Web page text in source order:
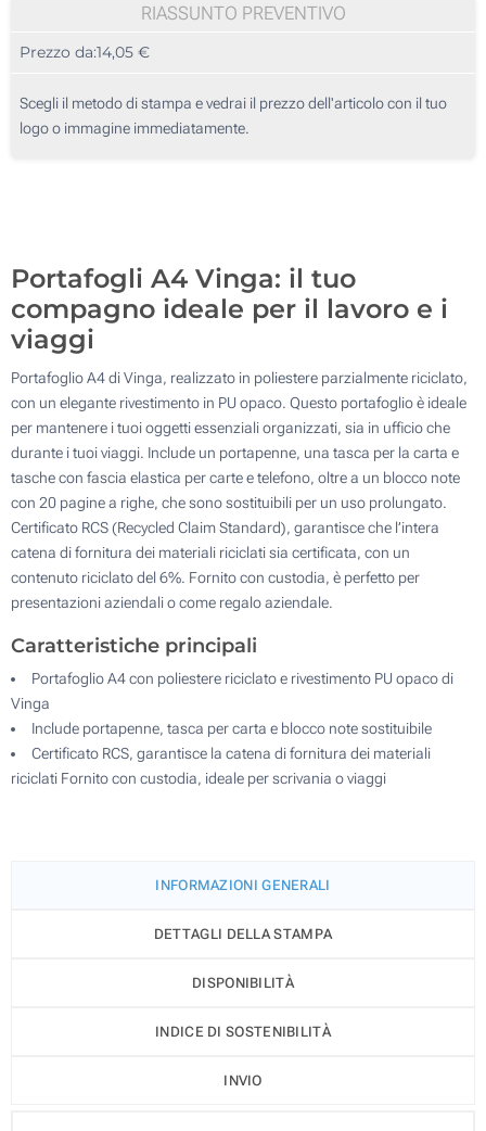
3 Colori (Su un lato)
Transfer digitale full color (Su un lato)
10
25
50
RIASSUNTO PREVENTIVO
Prezzo da:14,05 €
Scegli il metodo di stampa e vedrai il prezzo dell'articolo con il tuo
logo o immagine immediatamente.
Portafogli A4 Vinga: il tuo
compagno ideale per il lavoro e i
viaggi
Portafoglio A4 di Vinga, realizzato in poliestere parzialmente riciclato,
con un elegante rivestimento in PU opaco. Questo portafoglio è ideale
per mantenere i tuoi oggetti essenziali organizzati, sia in ufficio che
durante i tuoi viaggi. Include un portapenne, una tasca per la carta e
tasche con fascia elastica per carte e telefono, oltre a un blocco note
con 20 pagine a righe, che sono sostituibili per un uso prolungato.
Certificato RCS (Recycled Claim Standard), garantisce che l’intera
catena di fornitura dei materiali riciclati sia certificata, con un
contenuto riciclato del 6%. Fornito con custodia, è perfetto per
presentazioni aziendali o come regalo aziendale.
Caratteristiche principali
Portafoglio A4 con poliestere riciclato e rivestimento PU opaco di
Vinga
Include portapenne, tasca per carta e blocco note sostituibile
Certificato RCS, garantisce la catena di fornitura dei materiali
riciclati Fornito con custodia, ideale per scrivania o viaggi
INFORMAZIONI GENERALI
DETTAGLI DELLA STAMPA
DISPONIBILITÀ
INDICE DI SOSTENIBILITÀ
INVIO